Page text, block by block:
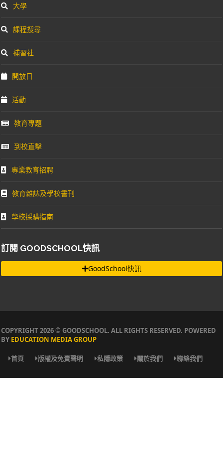
大學
課程搜尋
補習社
開放日
活動
教育專題
到校直擊
專業教育招聘
教育雜誌及學校書刊
學校採購指南
訂閱 GOODSCHOOL快訊
GoodSchool快訊
COPYRIGHT 2026 © GOODSCHOOL. ALL RIGHTS RESERVED. POWERED
BY EDUCATION MEDIA GROUP
首頁 版權及免責聲明 私隱政策 關於我們 聯絡我們